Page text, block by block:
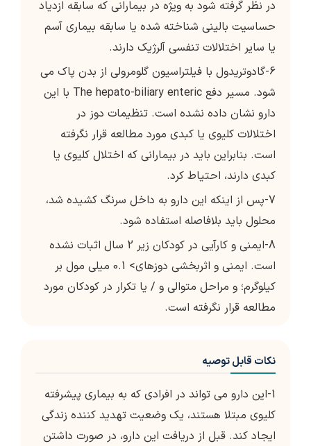
در نظر گرفته شود به ویژه در بیمارانی كه سابقه ازدیاد
حساسیت بالینی شناخته شده یا سابقه بیماری آسم
یا سایر اختلالات تنفسی آلرژیک دارند.
6-گادوتریدول با فیلتراسیون گلومرولی از بدن پاک می
شود. مسیر دفع The hepato-biliary enteric با این
دارو نشان داده نشده است. تنظیمات دوز در
اختلالات کلیوی یا کبدی مورد مطالعه قرار نگرفته
است. بنابراین باید در بیمارانی که اختلال کلیوی یا
کبدی دارند، احتیاط کرد.
7-پس از اینکه این دارو به داخل سرنگ کشیده شد،
محلول باید بلافاصله استفاده شود.
8-ایمنی و کارآیی در کودکان زیر 2 سال اثبات نشده
است. ایمنی و اثربخشی دوزهای> 0.1 میلی مول بر
کیلوگرم؛ و مراحل متوالی و / یا تکرار در کودکان مورد
مطالعه قرار نگرفته است.
نکات قابل توصیه
1-این دارو می تواند در افرادی که به بیماری پیشرفته
کلیوی مبتلا هستند، یک وضعیت تهدید کننده زندگی
ایجاد کند. قبل از دریافت این دارو، در صورت داشتن